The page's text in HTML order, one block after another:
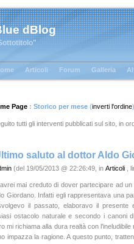
dBlog
Articoli Forum Galleria
Page : Storico per mese (inverti l'ordine)
tutti gli interventi pubblicati sul sito, in
saluto al dottor Aldo
(del 19/05/2013 @ 22:26:49, in Articoli ,
mai creduto di dover partecipare ad
Giordano. Infatti egli rappresentava una
il passato, elaboravo il
ostacolo naturale e secondo i canoni
mi richiama alla dura realtà con
impazza la ragione. A questo punto,